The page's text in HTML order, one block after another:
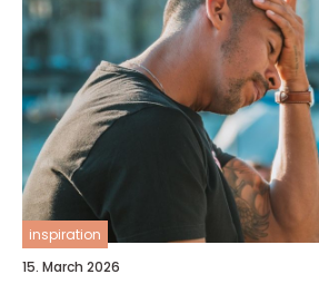
inspiration
15. March 2026